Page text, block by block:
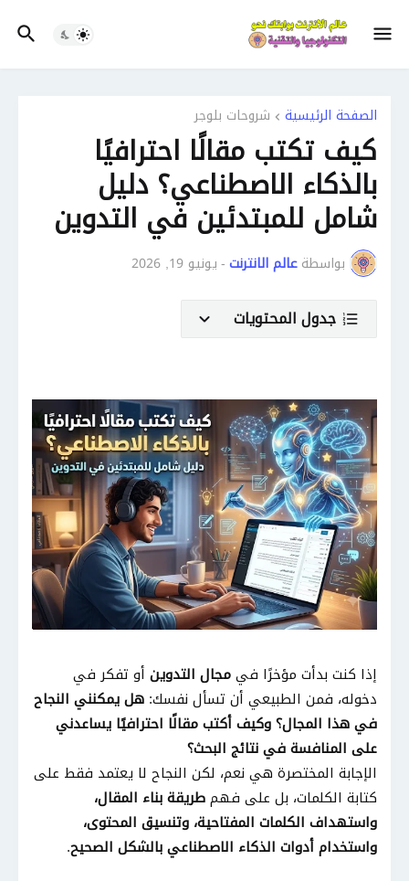
الصفحة الرئيسية شروحات بلوجر
كيف تكتب مقالًا احترافيًا
بالذكاء الاصطناعي؟ دليل
شامل للمبتدئين في التدوين
بواسطةعالم الانترنت-يونيو 19, 2026
جدول المحتويات
إذا كنت بدأت مؤخرًا فيمجال التدوين أو تفكر في
دخوله، فمن الطبيعي أن تسأل نفسك: هل يمكنني النجاح
في هذا المجال؟ وكيف أكتب مقالًا احترافيًا يساعدني
على المنافسة في نتائج البحث؟
الإجابة المختصرة هي نعم، لكن النجاح لا يعتمد فقط على
كتابة الكلمات، بل على فهمطريقة بناء المقال،
واستهداف الكلمات المفتاحية، وتنسيق المحتوى،
واستخدام أدوات الذكاء الاصطناعي بالشكل الصحيح.